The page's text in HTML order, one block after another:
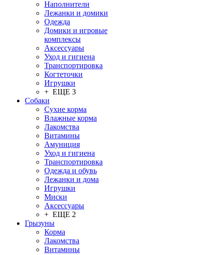
Наполнители
Лежанки и домики
Одежда
Домики и игровые
комплексы
Аксессуары
Уход и гигиена
Транспортировка
Когтеточки
Игрушки
+ ЕЩЕ 3
Собаки
Сухие корма
Влажные корма
Лакомства
Витамины
Амуниция
Уход и гигиена
Транспортировка
Одежда и обувь
Лежанки и дома
Игрушки
Миски
Аксессуары
+ ЕЩЕ 2
Грызуны
Корма
Лакомства
Витамины